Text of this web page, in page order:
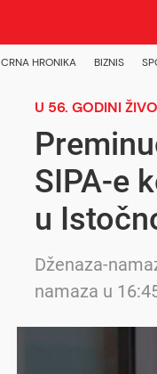
CRNA HRONIKA BIZNIS
U 56. GODINI
SIPA-e
u
Dženaza-
namaza u